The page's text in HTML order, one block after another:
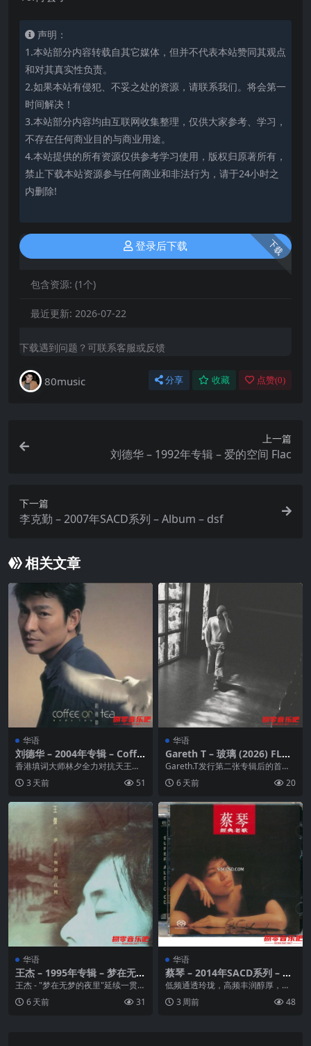
声明：
1.本站部分内容转载自其它媒体，但并不代表本站赞同其观点
和对其真实性负责。
2.如果本站有侵犯、不妥之处的资源，请联系我们。将会第一
时间解决！
3.本站部分内容均由互联网收集整理，仅供大家参考、学习，
不存在任何商业目的与商业用途。
4.本站提供的所有资源仅供参考学习使用，版权归原著所有，
禁止下载本站资源参与任何商业和非法行为，请于24小时之
内删除!
下载
登录后下载
包含资源: (1个)
最近更新: 2026-07-22
下载遇到问题？可联系客服或反馈
80music 分享 收藏 点赞(0)
上一篇
刘德华 – 1992年专辑 – 爱的空间 Flac
下一篇
李克勤 – 2007年SACD系列 – Album – dsf
相关文章
华语
刘德华 – 2004年专辑 – Coffe
e Or Tea Flac
香港填词大师林夕全力对抗天王刘
德华，两人各自创作5首广东歌，当
林夕的“按摩女郎”...
3 天前 51
华语
Gareth T – 玻璃 (2026) FLAC
24bit 48kHz + FLAC 24bit 1
Gareth.T发行第二张专辑后的首支
单曲《玻璃》， 这是他继《色彩》
之后创作的...
6 天前 20
华语
王杰 – 1995年专辑 – 梦在无梦
的夜里 Flac
王杰 - "梦在无梦的夜里"延续一贯的
王杰风格,悲情,沧桑再加王杰的浪子
形象,更...
6 天前 31
华语
蔡琴 – 2014年SACD系列 – 经
典老歌 dsf
低频通透玲珑，高频丰润醇厚，让
你感受琴深款款。她的歌就像一杯
岁月的美酒，越是久远...
3 周前 48